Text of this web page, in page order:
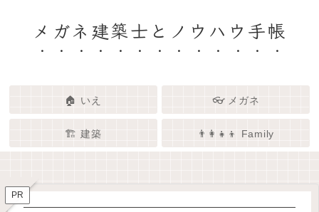
メガネ建築士とノウハウ手帳
🏠 いえ 👓 メガネ
🏗️ 建築 👨‍👩‍👧‍👦 Family
🏠✨ 建築士と考える「いい家」
👓✨ メガネの奥にある「わたし
🏗️✨ 建築 × エンタメで、暮らし
👨‍👩‍👧🌿 Family – 暮らしを育て
PR